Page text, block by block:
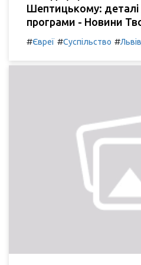
Шептицькому: деталі
програми - Новини
#Євреї #Суспільство #